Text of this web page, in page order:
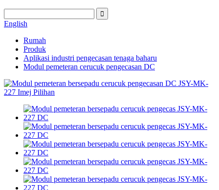
English
Rumah
Produk
Aplikasi industri pengecasan tenaga baharu
Modul pemeteran cerucuk pengecasan DC